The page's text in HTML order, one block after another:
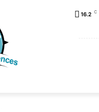
16.2 C